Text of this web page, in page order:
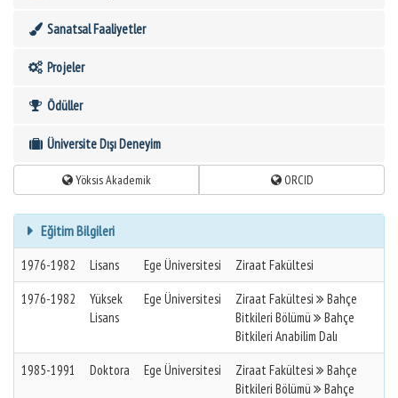
Sanatsal Faaliyetler
Projeler
Ödüller
Üniversite Dışı Deneyim
Yöksis Akademik ORCID
Eğitim Bilgileri
1976-1982 Lisans Ege Üniversitesi
Ziraat Fakültesi
1976-1982
Yüksek
Lisans
Ege Üniversitesi Ziraat Fakültesi
Bahçe
Bitkileri Bölümü
Bahçe
Bitkileri Anabilim Dalı
1985-1991
Doktora Ege Üniversitesi Ziraat Fakültesi
Bahçe
Bitkileri Bölümü
Bahçe